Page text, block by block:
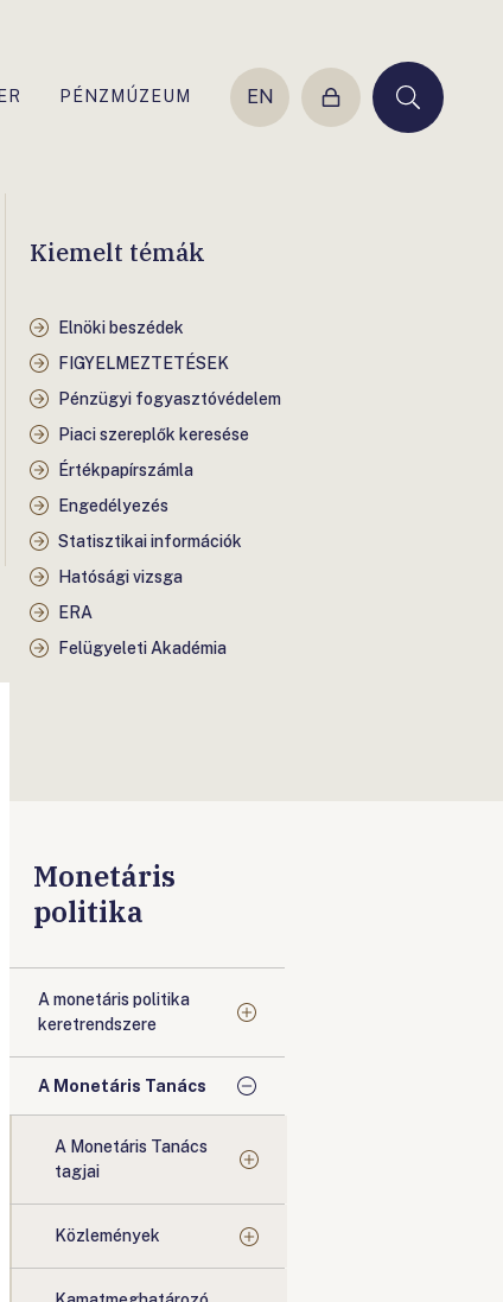
PÉNZMÚZEUM EN
Belépés Keresés
Kiemelt témák
Elnöki beszédek
FIGYELMEZTETÉSEK
Pénzügyi fogyasztóvédelem
Piaci szereplők keresése
Értékpapírszámla
Engedélyezés
Statisztikai információk
Hatósági vizsga
ERA
Felügyeleti Akadémia
Monetáris
politika
A monetáris politika
keretrendszere
A Monetáris Tanács
A Monetáris Tanács
tagjai
Közlemények